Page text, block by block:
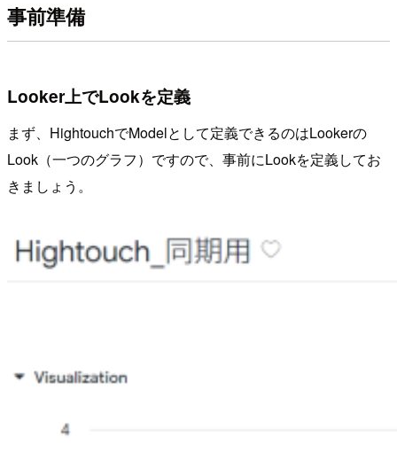
事前準備
Looker上でLookを定義
まず、HightouchでModelとして定義できるのはLookerの
Look（一つのグラフ）ですので、事前にLookを定義してお
きましょう。